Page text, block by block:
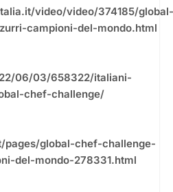
video/video/374185/global-
campioni-del-mondo.html
06/03/658322/italiani-
chef-challenge/
global-chef-challenge-
del-mondo-278331.html